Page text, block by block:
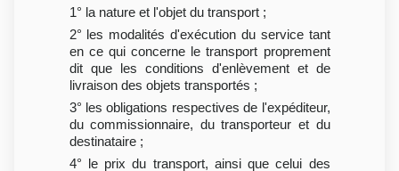
1° la nature et l'objet du transport ;
2° les modalités d'exécution du service tant
en ce qui concerne le transport proprement
dit que les conditions d'enlèvement et de
livraison des objets transportés ;
3° les obligations respectives de l'expéditeur,
du commissionnaire, du transporteur et du
destinataire ;
4° le prix du transport, ainsi que celui des